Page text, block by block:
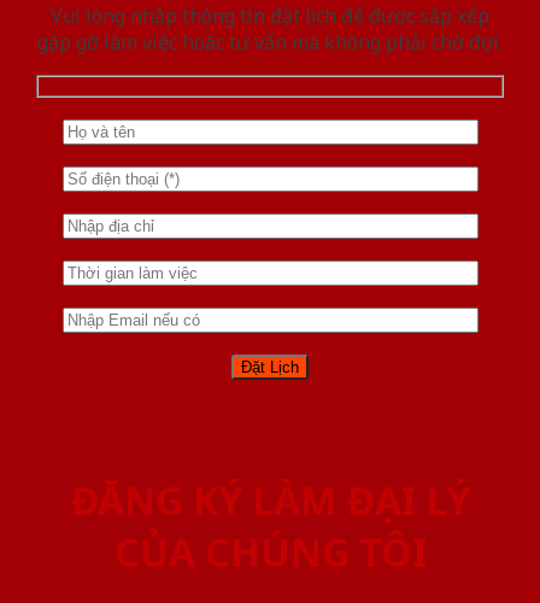
Vui lòng nhập thông tin đặt lịch để được sắp xếp
gặp gỡ làm việc hoăc tư vấn mà không phải chờ đợi.
ĐĂNG KÝ LÀM ĐẠI LÝ
CỦA CHÚNG TÔI